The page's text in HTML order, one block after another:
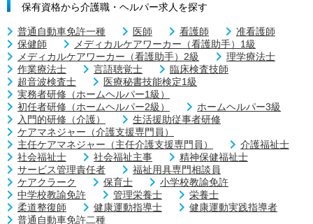
保有資格から介護職・ヘルパー求人を探す
普通自動車免許一種 医師 看護師
准看護師
保健師
メディカルケアワーカー（看護助手）1級
メディカルケアワーカー（看護助手）2級
理学療法士
作業療法士
言語聴覚士
臨床検査技師
超音波検査士
医療秘書技能検定1級
実務者研修（ホームヘルパー1級）
初任者研修（ホームヘルパー2級）
ホームヘルパー3級
入門的研修（介護）
生活援助従事者研修
ケアマネジャー（介護支援専門員）
主任ケアマネジャー（主任介護支援専門員）
介護福祉士
社会福祉士
社会福祉主事
精神保健福祉士
サービス管理責任者
福祉用具専門相談員
ケアクラーク
保育士
小学校教諭免許
中学校教諭免許
管理栄養士
栄養士
柔道整復師
健康運動指導士
健康運動実践指導者
普通自動車免許二種